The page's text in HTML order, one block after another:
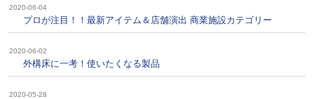
2020-06-04
プロが注目！！最新アイテム＆店舗演出 商業施設カテゴリー
2020-06-02
外構床に一考！使いたくなる製品
2020-05-28